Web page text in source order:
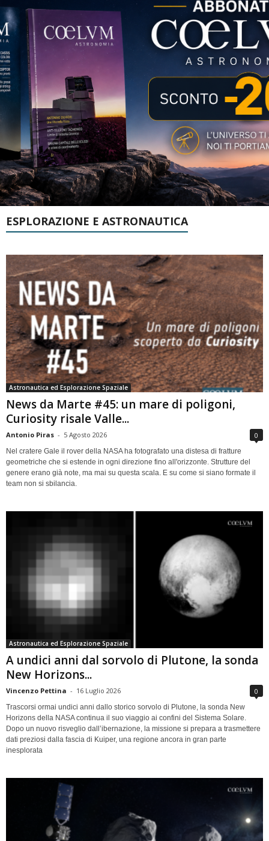
ESPLORAZIONE E ASTRONAUTICA
Astronautica ed Esplorazione Spaziale
News da Marte #45: un mare di poligoni,
Curiosity risale Valle...
Antonio Piras - 5 Agosto 2026 0
Nel cratere Gale il rover della NASA ha fotografato una distesa di fratture
geometriche che si estende in ogni direzione fino all'orizzonte. Strutture del
genere erano già note, ma mai su questa scala. E su come si siano formate il
team non si sbilancia.
Astronautica ed Esplorazione Spaziale
A undici anni dal sorvolo di Plutone, la sonda
New Horizons...
Vincenzo Pettina - 16 Luglio 2026 0
Trascorsi ormai undici anni dallo storico sorvolo di Plutone, la sonda New
Horizons della NASA continua il suo viaggio ai confini del Sistema Solare.
Dopo un nuovo risveglio dall’ibernazione, la missione si prepara a trasmettere
dati preziosi dalla fascia di Kuiper, una regione ancora in gran parte
inesplorata